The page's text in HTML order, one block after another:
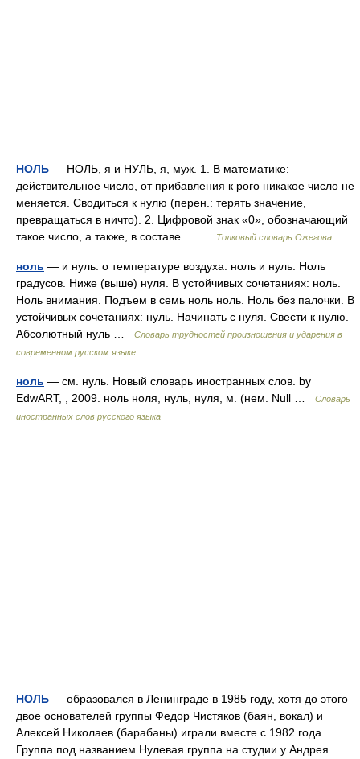
НОЛЬ — НОЛЬ, я и НУЛЬ, я, муж. 1. В математике:
действительное число, от прибавления к рого никакое число не
меняется. Сводиться к нулю (перен.: терять значение,
превращаться в ничто). 2. Цифровой знак «0», обозначающий
такое число, а также, в составе… …
Толковый словарь Ожегова
ноль — и нуль. о температуре воздуха: ноль и нуль. Ноль
градусов. Ниже (выше) нуля. В устойчивых сочетаниях: ноль.
Ноль внимания. Подъем в семь ноль ноль. Ноль без палочки. В
устойчивых сочетаниях: нуль. Начинать с нуля. Свести к нулю.
Абсолютный нуль …
Словарь трудностей произношения и ударения в
современном русском языке
ноль — см. нуль. Новый словарь иностранных слов. by
EdwART, , 2009. ноль ноля, нуль, нуля, м. (нем. Null …
Словарь
иностранных слов русского языка
НОЛЬ — образовался в Ленинграде в 1985 году, хотя до этого
двое основателей группы Федор Чистяков (баян, вокал) и
Алексей Николаев (барабаны) играли вместе с 1982 года.
Группа под названием Нулевая группа на студии у Андрея